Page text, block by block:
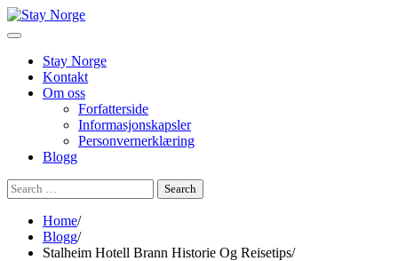
Skip
to
Stay Norge
Kontakt
Om oss
Forfatterside
Informasjonskapsler
Personvernerklæring
Blogg
Search
for:
Home
Blogg
Stalheim Hotell Brann Historie Og Reisetips